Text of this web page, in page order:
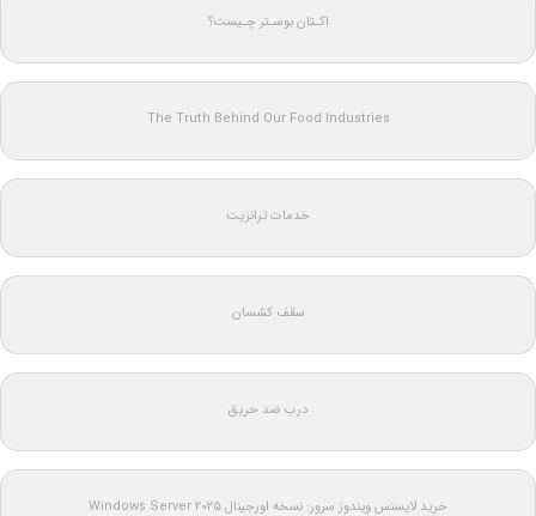
اکـتان بوسـتر چـیست؟
The Truth Behind Our Food Industries
خدمات ترانزیت
سقف کشسان
درب ضد حریق
خرید لایسنس ویندوز سرور: نسخه اورجینال Windows Server 2025